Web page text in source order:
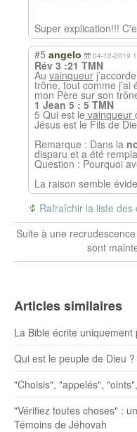
Super explication!!!
#5 angelo 04-12-2019
Rév 3 :21 TMN
Au vainqueur
trône, tout comme
mon Père sur son
1 Jean 5 : 5 TMN
5 Qui est le vainqueur
Jésus est le Fils de
Remarque : Dans la
disparu et a été
Question : Pourquoi
La raison semble
Rafraîchir la liste des
Suite à une
sont
Articles similaires
La Bible écrite
Qui est le peuple de Dieu
"Choisis", "appelés",
"Vérifiez toutes choses" :
Témoins de Jéhovah